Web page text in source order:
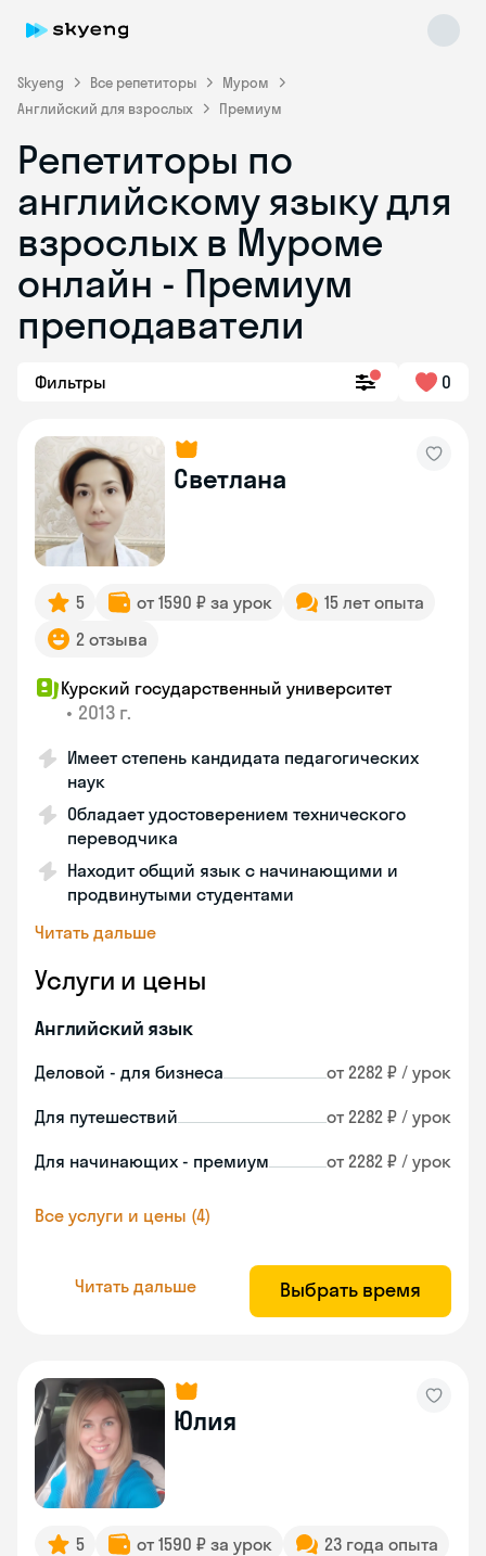
Skyeng Все репетиторы
Муром
Английский для взрослых
Премиум
Репетиторы по
английскому языку для
взрослых в Муроме
онлайн - Премиум
преподаватели
Фильтры 0
Светлана
5 от 1590 ₽ за урок
15 лет опыта
2 отзыва
Курский государственный университет
• 2013 г.
Имеет степень кандидата педагогических
наук
Обладает удостоверением технического
переводчика
Находит общий язык с начинающими и
продвинутыми студентами
Читать дальше
Услуги и цены
Английский язык
Деловой - для бизнеса от 2282 ₽ / урок
Для путешествий от 2282 ₽ / урок
Для начинающих - премиум от 2282 ₽ / урок
Все услуги и цены (4)
Читать дальше Выбрать время
Юлия
5 от 1590 ₽ за урок
23 года опыта
Skyeng Chat